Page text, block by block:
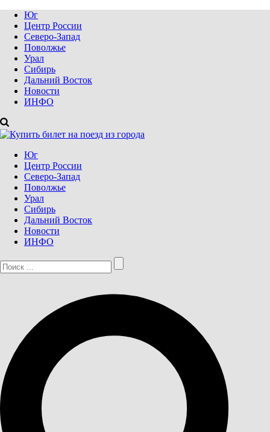
Юг
Центр России
Северо-Запад
Поволжье
Урал
Сибирь
Дальний Восток
Новости
ИНФО
Юг
Центр России
Северо-Запад
Поволжье
Урал
Сибирь
Дальний Восток
Новости
ИНФО